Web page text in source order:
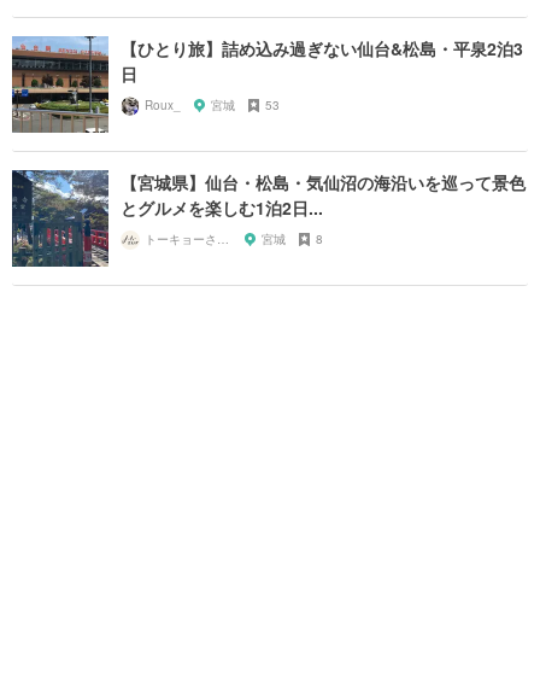
【ひとり旅】詰め込み過ぎない仙台&松島・平泉2泊3
日
Roux_ 宮城 53
【宮城県】仙台・松島・気仙沼の海沿いを巡って景色
とグルメを楽しむ1泊2日...
トーキョーさんぽ 宮城 8